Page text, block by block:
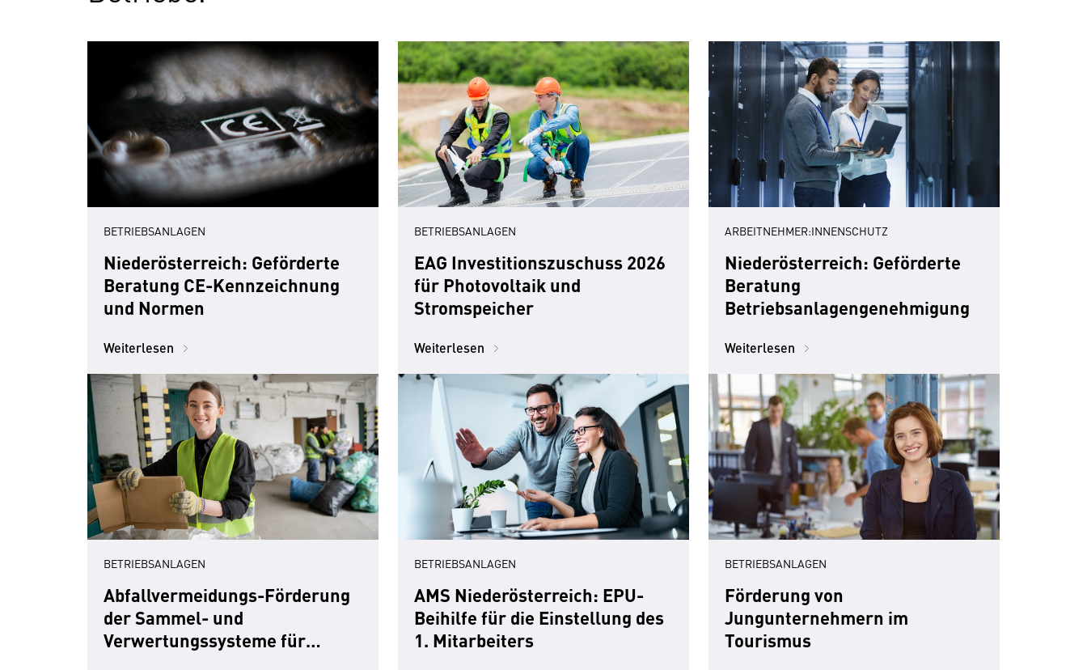
BETRIEBSANLAGEN
Niederösterreich: Geförderte
Beratung CE-Kennzeichnung
und Normen
Weiterlesen
BETRIEBSANLAGEN
EAG Investitionszuschuss 2026
für Photovoltaik und
Stromspeicher
Weiterlesen
ARBEITNEHMER:INNENSCHUTZ
Niederösterreich: Geförderte
Beratung
Betriebsanlagengenehmigung
Weiterlesen
BETRIEBSANLAGEN
Abfallvermeidungs-Förderung
der Sammel- und
Verwertungssysteme für
BETRIEBSANLAGEN
AMS Niederösterreich: EPU-
Beihilfe für die Einstellung des
1. Mitarbeiters
BETRIEBSANLAGEN
Förderung von
Jungunternehmern im
Tourismus